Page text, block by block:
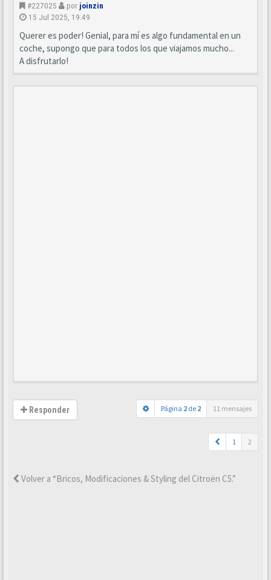
#227025 por joinzin
15 Jul 2025, 19:49
Querer es poder! Genial, para mí es algo fundamental en un
coche, supongo que para todos los que viajamos mucho...
A disfrutarlo!
Responder Página 2 de 2 11 mensajes
1 2
Volver a “Bricos, Modificaciones & Styling del Citroën C5.”